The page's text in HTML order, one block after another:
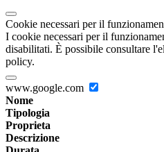
Cookie necessari per il
I cookie necessari per il
disabilitati. È possibile consultare
policy.
www.google.com
Nome
Tipologia
Proprieta
Descrizione